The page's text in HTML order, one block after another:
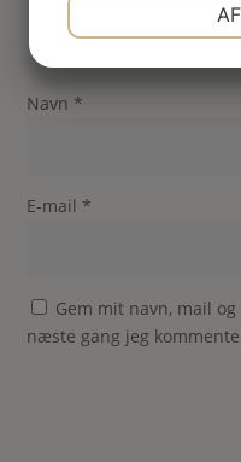
Navn*
E-mail *
Gem mit navn, mail
næste gang jeg